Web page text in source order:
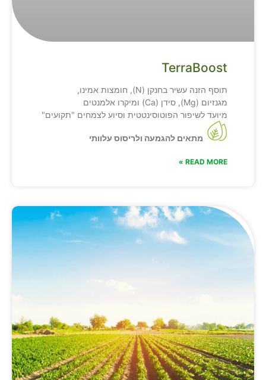
TerraBoost
תוסף הזנה עשיר בחנקן (N), חומצות אמינו,
מגנזיום (Mg), סידן (Ca) ומיקרו אלמנטים
מיועד לשיפור הפוטוסינטטית וסיוע לצמחים "תקועים"
מתאים להגמעה ולריסוס עלוותי
READ MORE »